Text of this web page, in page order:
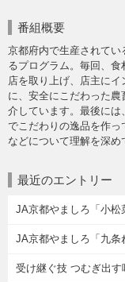
番組概要
京都府内で生産されて
るプログラム。毎回、
店を取り上げ、店主に
に、安全にこだわった
介しています。最後に
でこだわりの逸品を作
などについて理解を深め
最近のエントリー
JA京都やましろ「九
受け継ぐ技 つむぎ出す